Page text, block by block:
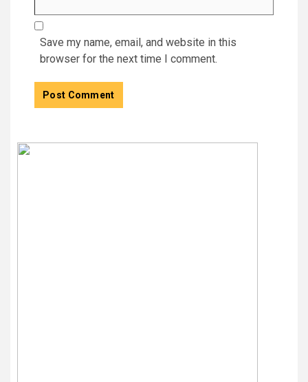
Save my name, email, and website in this
browser for the next time I comment.